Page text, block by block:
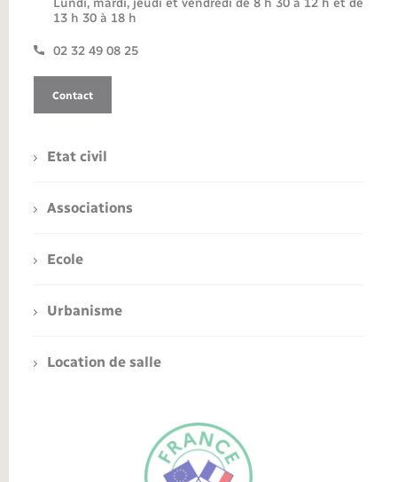
Lundi, mardi, jeudi et vendredi de 8 h 30 à 12 h et de
13 h 30 à 18 h
02 32 49 08 25
Contact
Etat civil
Associations
Ecole
Urbanisme
Location de salle